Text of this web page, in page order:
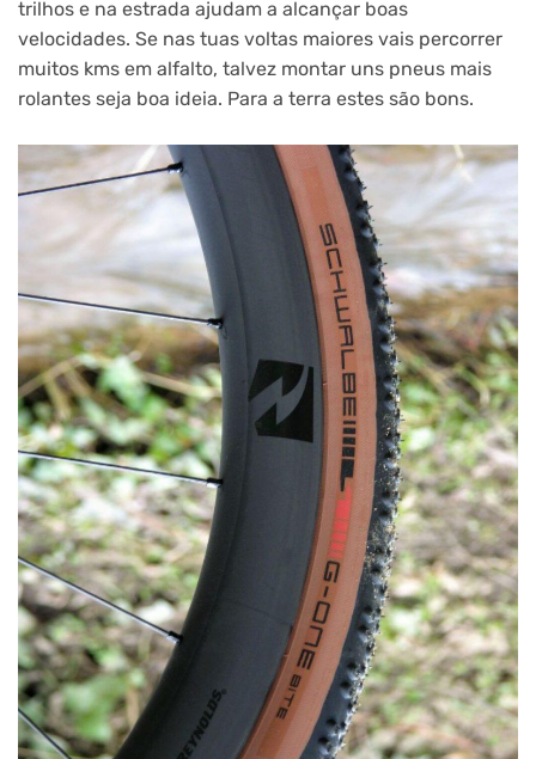
trilhos e na estrada ajudam a alcançar boas
velocidades. Se nas tuas voltas maiores vais percorrer
muitos kms em alfalto, talvez montar uns pneus mais
rolantes seja boa ideia. Para a terra estes são bons.